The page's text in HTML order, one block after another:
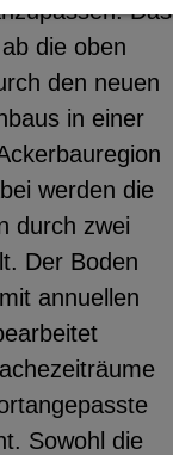
Das
die oben
den neuen
in einer
werden die
durch zwei
Der Boden
annuellen
Sowohl die
Session-
(immer
von
das